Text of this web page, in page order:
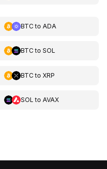
BTCto ADA
BTCto SOL
BTCto XRP
SOL to AVAX